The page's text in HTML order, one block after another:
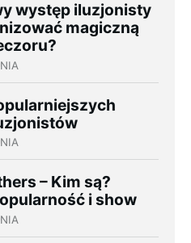
występ iluzjonisty
magiczną
– Kim są?
i show